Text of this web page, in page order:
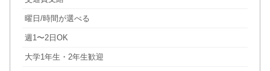
曜日/時間が選べる
週1〜2日OK
大学1年生・2年生歓迎